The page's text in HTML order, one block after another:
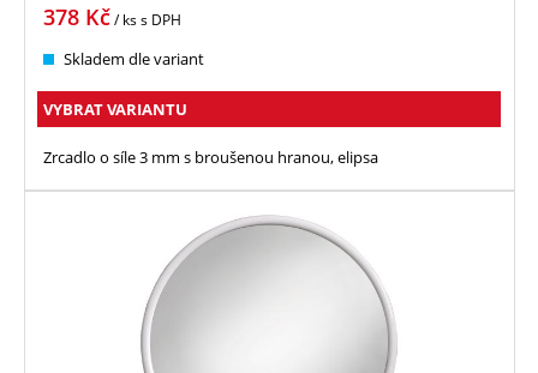
378 Kč/ kss DPH
Skladem dle variant
VYBRAT VARIANTU
Zrcadlo o síle 3 mm s broušenou hranou, elipsa